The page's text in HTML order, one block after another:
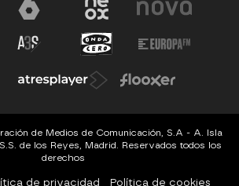
de Medios de Comunicación, S.A - A. Isla
de los Reyes, Madrid. Reservados todos los
derechos
de privacidad Política de cookies